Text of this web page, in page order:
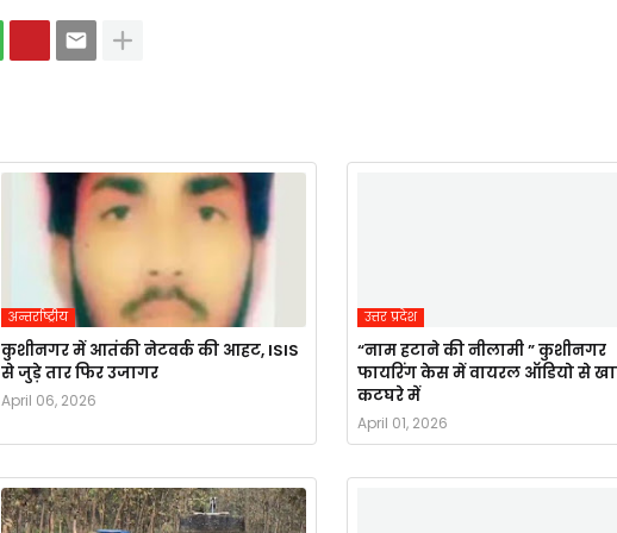
अन्तर्राष्ट्रीय
कुशीनगर में आतंकी नेटवर्क की आहट, ISIS
से जुड़े तार फिर उजागर
April 06, 2026
उत्तर प्रदेश
“नाम हटाने की नीलामी ” कुशीनगर
फायरिंग केस में वायरल ऑडियो से
कटघरे में
April 01, 2026